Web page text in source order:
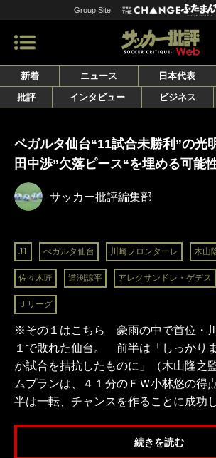
Group Site
新着 ニュース 日本代表
批評
インタビュー ビジネス
ベガルタ仙台“11試合未勝利”の光
田中渉”欠落ピース“を埋める可能
サッカー批評編集部
J1 べガルタ仙台 川崎フロンターレ 木山
佐々木匠 道渕諒平 アレクサンドレ・ゲデス
Ｊリーグ
※その１はこちら 豪雨の中で首位・
１で敗れた仙台。 前半は「しっかり
か試合を拮抗したものに」（木山隆之
ムプランは、４１分のＦＷ小林悠の得
半は一転、チャンスを作ることに成功
続きを読む